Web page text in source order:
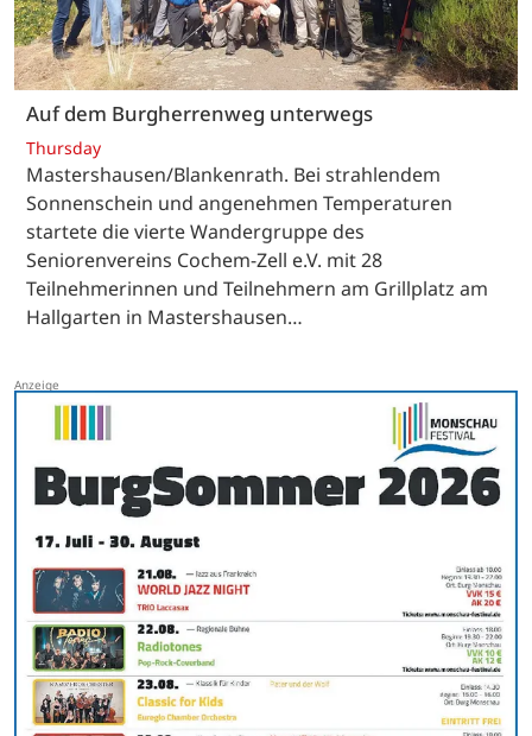
Auf dem Burgherrenweg unterwegs
Thursday
Mastershausen/Blankenrath. Bei strahlendem
Sonnenschein und angenehmen Temperaturen
startete die vierte Wandergruppe des
Seniorenvereins Cochem-Zell e.V. mit 28
Teilnehmerinnen und Teilnehmern am Grillplatz am
Hallgarten in Mastershausen…